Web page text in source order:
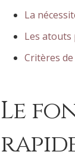
La
Les atouts
Critères
Le